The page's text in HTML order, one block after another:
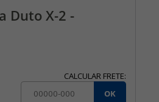
Duto X-2 -
CALCULAR FRETE:
OK